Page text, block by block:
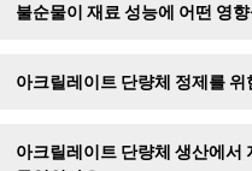
불순물이 재료 성능에 어떤 영
아크릴레이트 단량체 정제를
아크릴레이트 단량체 생산에서